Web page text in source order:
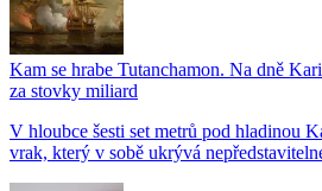
Kam se hrabe Tutanchamon. Na dně
za stovky miliard
V hloubce šesti set metrů pod hladinou
vrak, který v sobě ukrývá